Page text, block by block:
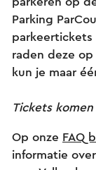
Parking
parkeertickets
raden deze
kun je maar
Tickets
Op onze FAQ
informatie